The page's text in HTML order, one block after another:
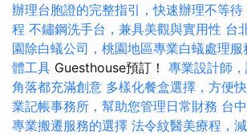
辦理台胞證的完整指引，快速辦理不等待
程 不鏽鋼洗手台，兼具美觀與實用性 台
園除白蟻公司，桃園地區專業白蟻處理服
體工具 Guesthouse預訂！ 專業設計師
角落都充滿創意 多樣化餐盒選擇，方便
業記帳事務所，幫助您管理日常財務 台
專業搬遷服務的選擇 法令紋醫美療程，